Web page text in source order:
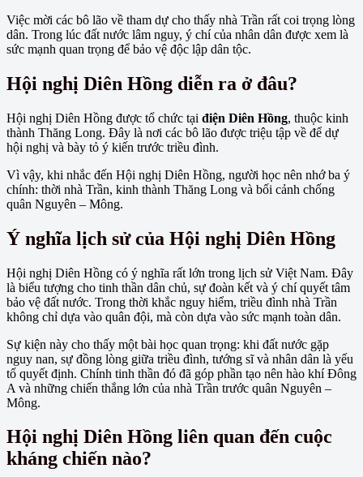
Việc mời các bô lão về tham dự cho thấy nhà Trần rất coi trọng lòng
dân. Trong lúc đất nước lâm nguy, ý chí của nhân dân được xem là
sức mạnh quan trọng để bảo vệ độc lập dân tộc.
Hội nghị Diên Hồng diễn ra ở đâu?
Hội nghị Diên Hồng được tổ chức tại điện Diên Hồng, thuộc kinh
thành Thăng Long. Đây là nơi các bô lão được triệu tập về để dự
hội nghị và bày tỏ ý kiến trước triều đình.
Vì vậy, khi nhắc đến Hội nghị Diên Hồng, người học nên nhớ ba ý
chính: thời nhà Trần, kinh thành Thăng Long và bối cảnh chống
quân Nguyên – Mông.
Ý nghĩa lịch sử của Hội nghị Diên Hồng
Hội nghị Diên Hồng có ý nghĩa rất lớn trong lịch sử Việt Nam. Đây
là biểu tượng cho tinh thần dân chủ, sự đoàn kết và ý chí quyết tâm
bảo vệ đất nước. Trong thời khắc nguy hiểm, triều đình nhà Trần
không chỉ dựa vào quân đội, mà còn dựa vào sức mạnh toàn dân.
Sự kiện này cho thấy một bài học quan trọng: khi đất nước gặp
nguy nan, sự đồng lòng giữa triều đình, tướng sĩ và nhân dân là yếu
tố quyết định. Chính tinh thần đó đã góp phần tạo nên hào khí Đông
A và những chiến thắng lớn của nhà Trần trước quân Nguyên –
Mông.
Hội nghị Diên Hồng liên quan đến cuộc
kháng chiến nào?